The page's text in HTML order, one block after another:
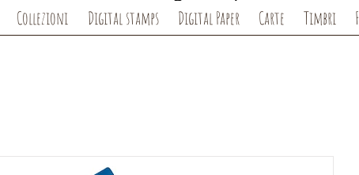
Collezioni Digital stamps Digital Paper Carte Timbri